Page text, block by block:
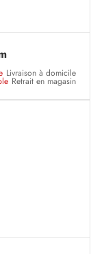
Livraison à domicile
Retrait en magasin